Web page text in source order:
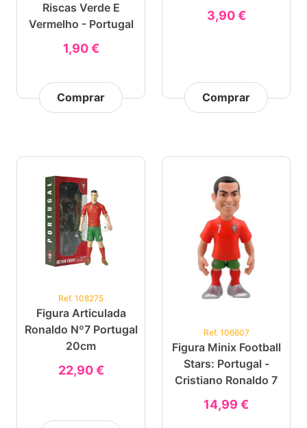
Riscas Verde E
Vermelho - Portugal
1,90 €
Comprar
3,90 €
Comprar
Ref. 108275
Figura Articulada
Ronaldo Nº7 Portugal
20cm
22,90 €
Ref. 106607
Figura Minix Football
Stars: Portugal -
Cristiano Ronaldo 7
14,99 €